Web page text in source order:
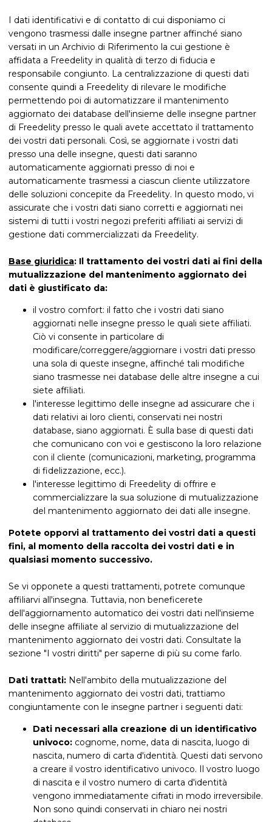
I dati identificativi e di contatto di cui disponiamo ci
vengono trasmessi dalle insegne partner affinché siano
versati in un Archivio di Riferimento la cui gestione è
affidata a Freedelity in qualità di terzo di fiducia e
responsabile congiunto. La centralizzazione di questi dati
consente quindi a Freedelity di rilevare le modifiche
permettendo poi di automatizzare il mantenimento
aggiornato dei database dell'insieme delle insegne partner
di Freedelity presso le quali avete accettato il trattamento
dei vostri dati personali. Così, se aggiornate i vostri dati
presso una delle insegne, questi dati saranno
automaticamente aggiornati presso di noi e
automaticamente trasmessi a ciascun cliente utilizzatore
delle soluzioni concepite da Freedelity. In questo modo, vi
assicurate che i vostri dati siano corretti e aggiornati nei
sistemi di tutti i vostri negozi preferiti affiliati ai servizi di
gestione dati commercializzati da Freedelity.
Base giuridica: Il trattamento dei vostri dati ai fini della
mutualizzazione del mantenimento aggiornato dei
dati è giustificato da:
il vostro comfort: il fatto che i vostri dati siano
aggiornati nelle insegne presso le quali siete affiliati.
Ciò vi consente in particolare di
modificare/correggere/aggiornare i vostri dati presso
una sola di queste insegne, affinché tali modifiche
siano trasmesse nei database delle altre insegne a cui
siete affiliati.
l'interesse legittimo delle insegne ad assicurare che i
dati relativi ai loro clienti, conservati nei nostri
database, siano aggiornati. È sulla base di questi dati
che comunicano con voi e gestiscono la loro relazione
con il cliente (comunicazioni, marketing, programma
di fidelizzazione, ecc.).
l'interesse legittimo di Freedelity di offrire e
commercializzare la sua soluzione di mutualizzazione
del mantenimento aggiornato dei dati alle insegne.
Potete opporvi al trattamento dei vostri dati a questi
fini, al momento della raccolta dei vostri dati e in
qualsiasi momento successivo.
Se vi opponete a questi trattamenti, potrete comunque
affiliarvi all'insegna. Tuttavia, non beneficerete
dell'aggiornamento automatico dei vostri dati nell'insieme
delle insegne affiliate al servizio di mutualizzazione del
mantenimento aggiornato dei vostri dati. Consultate la
sezione "I vostri diritti" per saperne di più su come farlo.
Dati trattati: Nell'ambito della mutualizzazione del
mantenimento aggiornato dei vostri dati, trattiamo
congiuntamente con le insegne partner i seguenti dati:
Dati necessari alla creazione di un identificativo
univoco: cognome, nome, data di nascita, luogo di
nascita, numero di carta d'identità. Questi dati servono
a creare il vostro identificativo univoco. Il vostro luogo
di nascita e il vostro numero di carta d'identità
vengono immediatamente cifrati in modo irreversibile.
Non sono quindi conservati in chiaro nei nostri